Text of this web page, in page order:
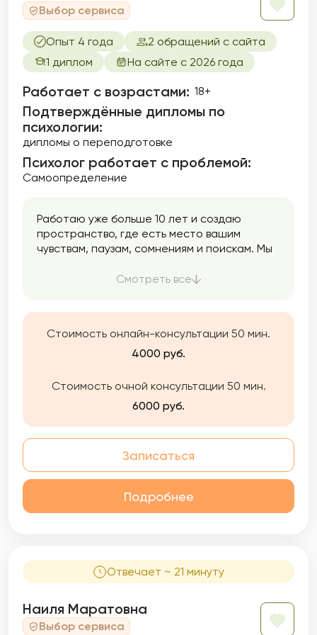
помнить, что решая свои внутренние
мосты для разрешения своих внешних
проблем.
Выбор сервиса
Опыт 4 года
2 обращений с сайта
1 диплом
На сайте с 2026 года
Работает с возрастами: 18+
Подтверждённые дипломы по
психологии:
дипломы о переподготовке
Психолог работает с проблемой:
Самоопределение
Работаю уже больше 10 лет и создаю
пространство, где есть место вашим
чувствам, паузам, сомнениям и поискам. Мы
аккуратно, без давления. Моя задача —
Смотреть все
Стоимость онлайн-консультации 50 мин.
4000 руб.
Стоимость очной консультации 50 мин.
6000 руб.
Записаться
Подробнее
Отвечает ~ 21 минуту
Наиля Маратовна
Выбор сервиса